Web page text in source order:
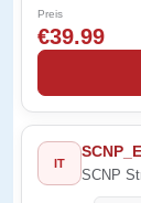
Preis
€39.99
IT
SCNP